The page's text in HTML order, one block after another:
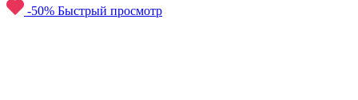
-50% Быстрый просмотр